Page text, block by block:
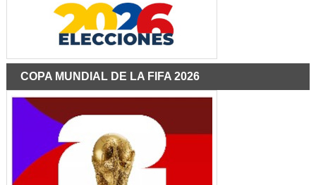
COPA MUNDIAL DE LA FIFA 2026